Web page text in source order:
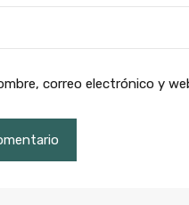
correo electrónico y